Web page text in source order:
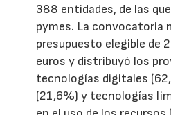
388 entidades, de las
pymes. La convocatoria
presupuesto elegible de
euros y distribuyó los
tecnologías digitales
(21,6%) y tecnologías